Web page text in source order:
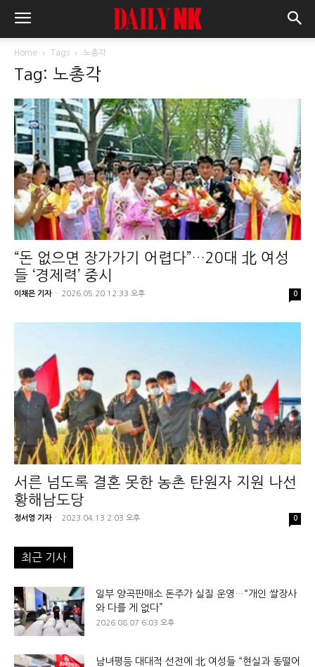
Home Tags 노총각
Tag: 노총각
“돈 없으면 장가가기 어렵다”…20대 北 여성
들 ‘경제력’ 중시
이채은 기자 - 2026.05.20 12:33 오후 0
서른 넘도록 결혼 못한 농촌 탄원자 지원 나선
황해남도당
정서영 기자 - 2023.04.13 2:03 오후 0
최근 기사
일부 양곡판매소 돈주가 실질 운영…“개인 쌀장사
와 다를 게 없다”
2026.08.07 6:03 오후
남녀평등 대대적 선전에 北 여성들 “현실과 동떨어